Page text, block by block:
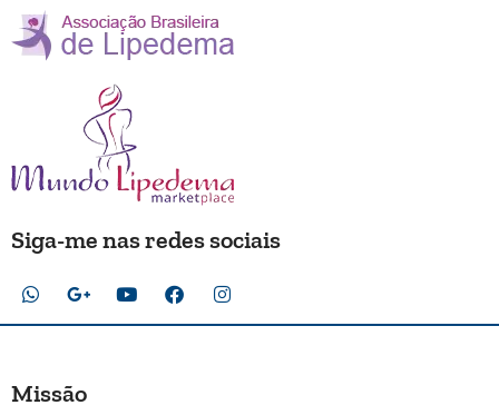
Siga-me nas redes sociais
Missão